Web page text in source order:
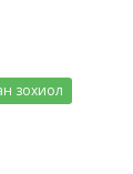
зохиол